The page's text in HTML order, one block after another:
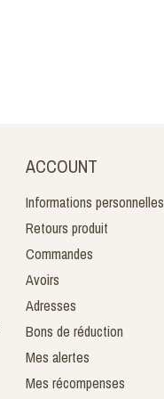
ACCOUNT
Informations personnelles
Retours produit
Commandes
Avoirs
Adresses
Bons de réduction
Mes alertes
Mes récompenses